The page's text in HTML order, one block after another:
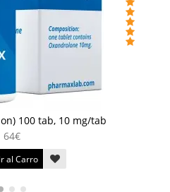
100 tab, 10 mg/tab
64€
al Carro